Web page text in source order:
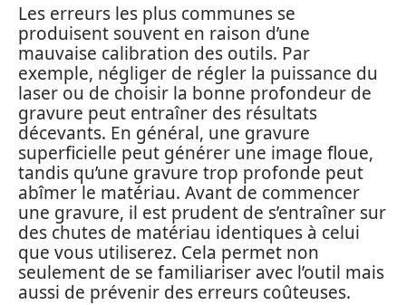
Les erreurs les plus communes se
produisent souvent en raison d’une
mauvaise calibration des outils. Par
exemple, négliger de régler la puissance du
laser ou de choisir la bonne profondeur de
gravure peut entraîner des résultats
décevants. En général, une gravure
superficielle peut générer une image floue,
tandis qu’une gravure trop profonde peut
abîmer le matériau. Avant de commencer
une gravure, il est prudent de s’entraîner sur
des chutes de matériau identiques à celui
que vous utiliserez. Cela permet non
seulement de se familiariser avec l’outil mais
aussi de prévenir des erreurs coûteuses.